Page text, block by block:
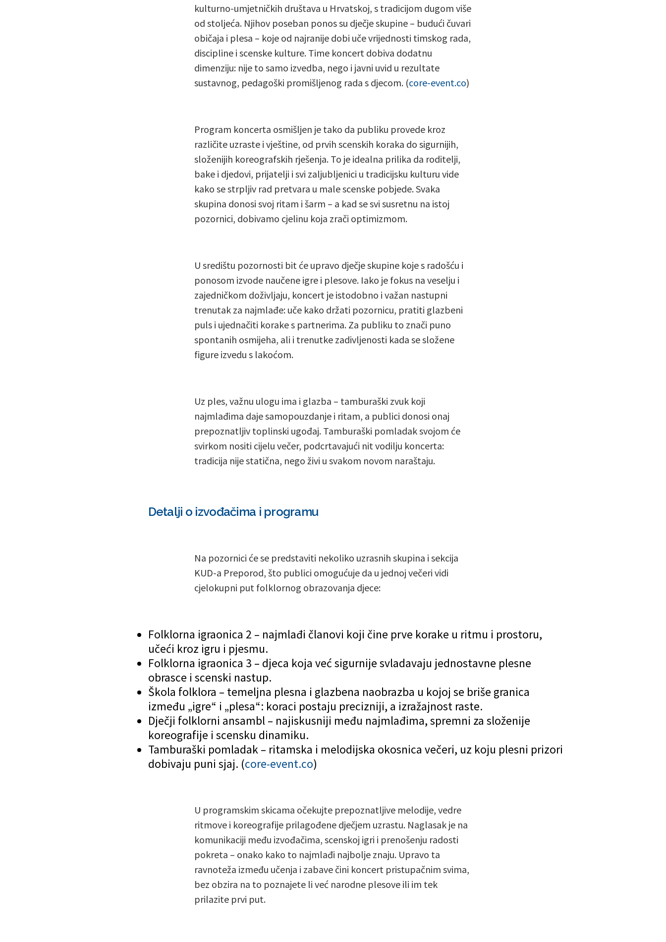
kulturno-umjetničkih društava u Hrvatskoj, s tradicijom dugom više
od stoljeća. Njihov poseban ponos su dječje skupine – budući čuvari
običaja i plesa – koje od najranije dobi uče vrijednosti timskog rada,
discipline i scenske kulture. Time koncert dobiva dodatnu
dimenziju: nije to samo izvedba, nego i javni uvid u rezultate
sustavnog, pedagoški promišljenog rada s djecom. (core-event.co)
Program koncerta osmišljen je tako da publiku provede kroz
različite uzraste i vještine, od prvih scenskih koraka do sigurnijih,
složenijih koreografskih rješenja. To je idealna prilika da roditelji,
bake i djedovi, prijatelji i svi zaljubljenici u tradicijsku kulturu vide
kako se strpljiv rad pretvara u male scenske pobjede. Svaka
skupina donosi svoj ritam i šarm – a kad se svi susretnu na istoj
pozornici, dobivamo cjelinu koja zrači optimizmom.
U središtu pozornosti bit će upravo dječje skupine koje s radošću i
ponosom izvode naučene igre i plesove. Iako je fokus na veselju i
zajedničkom doživljaju, koncert je istodobno i važan nastupni
trenutak za najmlađe: uče kako držati pozornicu, pratiti glazbeni
puls i ujednačiti korake s partnerima. Za publiku to znači puno
spontanih osmijeha, ali i trenutke zadivljenosti kada se složene
figure izvedu s lakoćom.
Uz ples, važnu ulogu ima i glazba – tamburaški zvuk koji
najmlađima daje samopouzdanje i ritam, a publici donosi onaj
prepoznatljiv toplinski ugođaj. Tamburaški pomladak svojom će
svirkom nositi cijelu večer, podcrtavajući nit vodilju koncerta:
tradicija nije statična, nego živi u svakom novom naraštaju.
Detalji o izvođačima i programu
Na pozornici će se predstaviti nekoliko uzrasnih skupina i sekcija
KUD-a Preporod, što publici omogućuje da u jednoj večeri vidi
cjelokupni put folklornog obrazovanja djece:
Folklorna igraonica 2 – najmlađi članovi koji čine prve korake u ritmu i prostoru,
učeći kroz igru i pjesmu.
Folklorna igraonica 3 – djeca koja već sigurnije svladavaju jednostavne plesne
obrasce i scenski nastup.
Škola folklora – temeljna plesna i glazbena naobrazba u kojoj se briše granica
između „igre“ i „plesa“: koraci postaju precizniji, a izražajnost raste.
Dječji folklorni ansambl – najiskusniji među najmlađima, spremni za složenije
koreografije i scensku dinamiku.
Tamburaški pomladak – ritamska i melodijska okosnica večeri, uz koju plesni prizori
dobivaju puni sjaj. (core-event.co)
U programskim skicama očekujte prepoznatljive melodije, vedre
ritmove i koreografije prilagođene dječjem uzrastu. Naglasak je na
komunikaciji među izvođačima, scenskoj igri i prenošenju radosti
pokreta – onako kako to najmlađi najbolje znaju. Upravo ta
ravnoteža između učenja i zabave čini koncert pristupačnim svima,
bez obzira na to poznajete li već narodne plesove ili im tek
prilazite prvi put.